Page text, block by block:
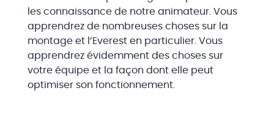
les connaissance de notre animateur. Vous
apprendrez de nombreuses choses sur la
montage et l’Everest en particulier. Vous
apprendrez évidemment des choses sur
votre équipe et la façon dont elle peut
optimiser son fonctionnement.